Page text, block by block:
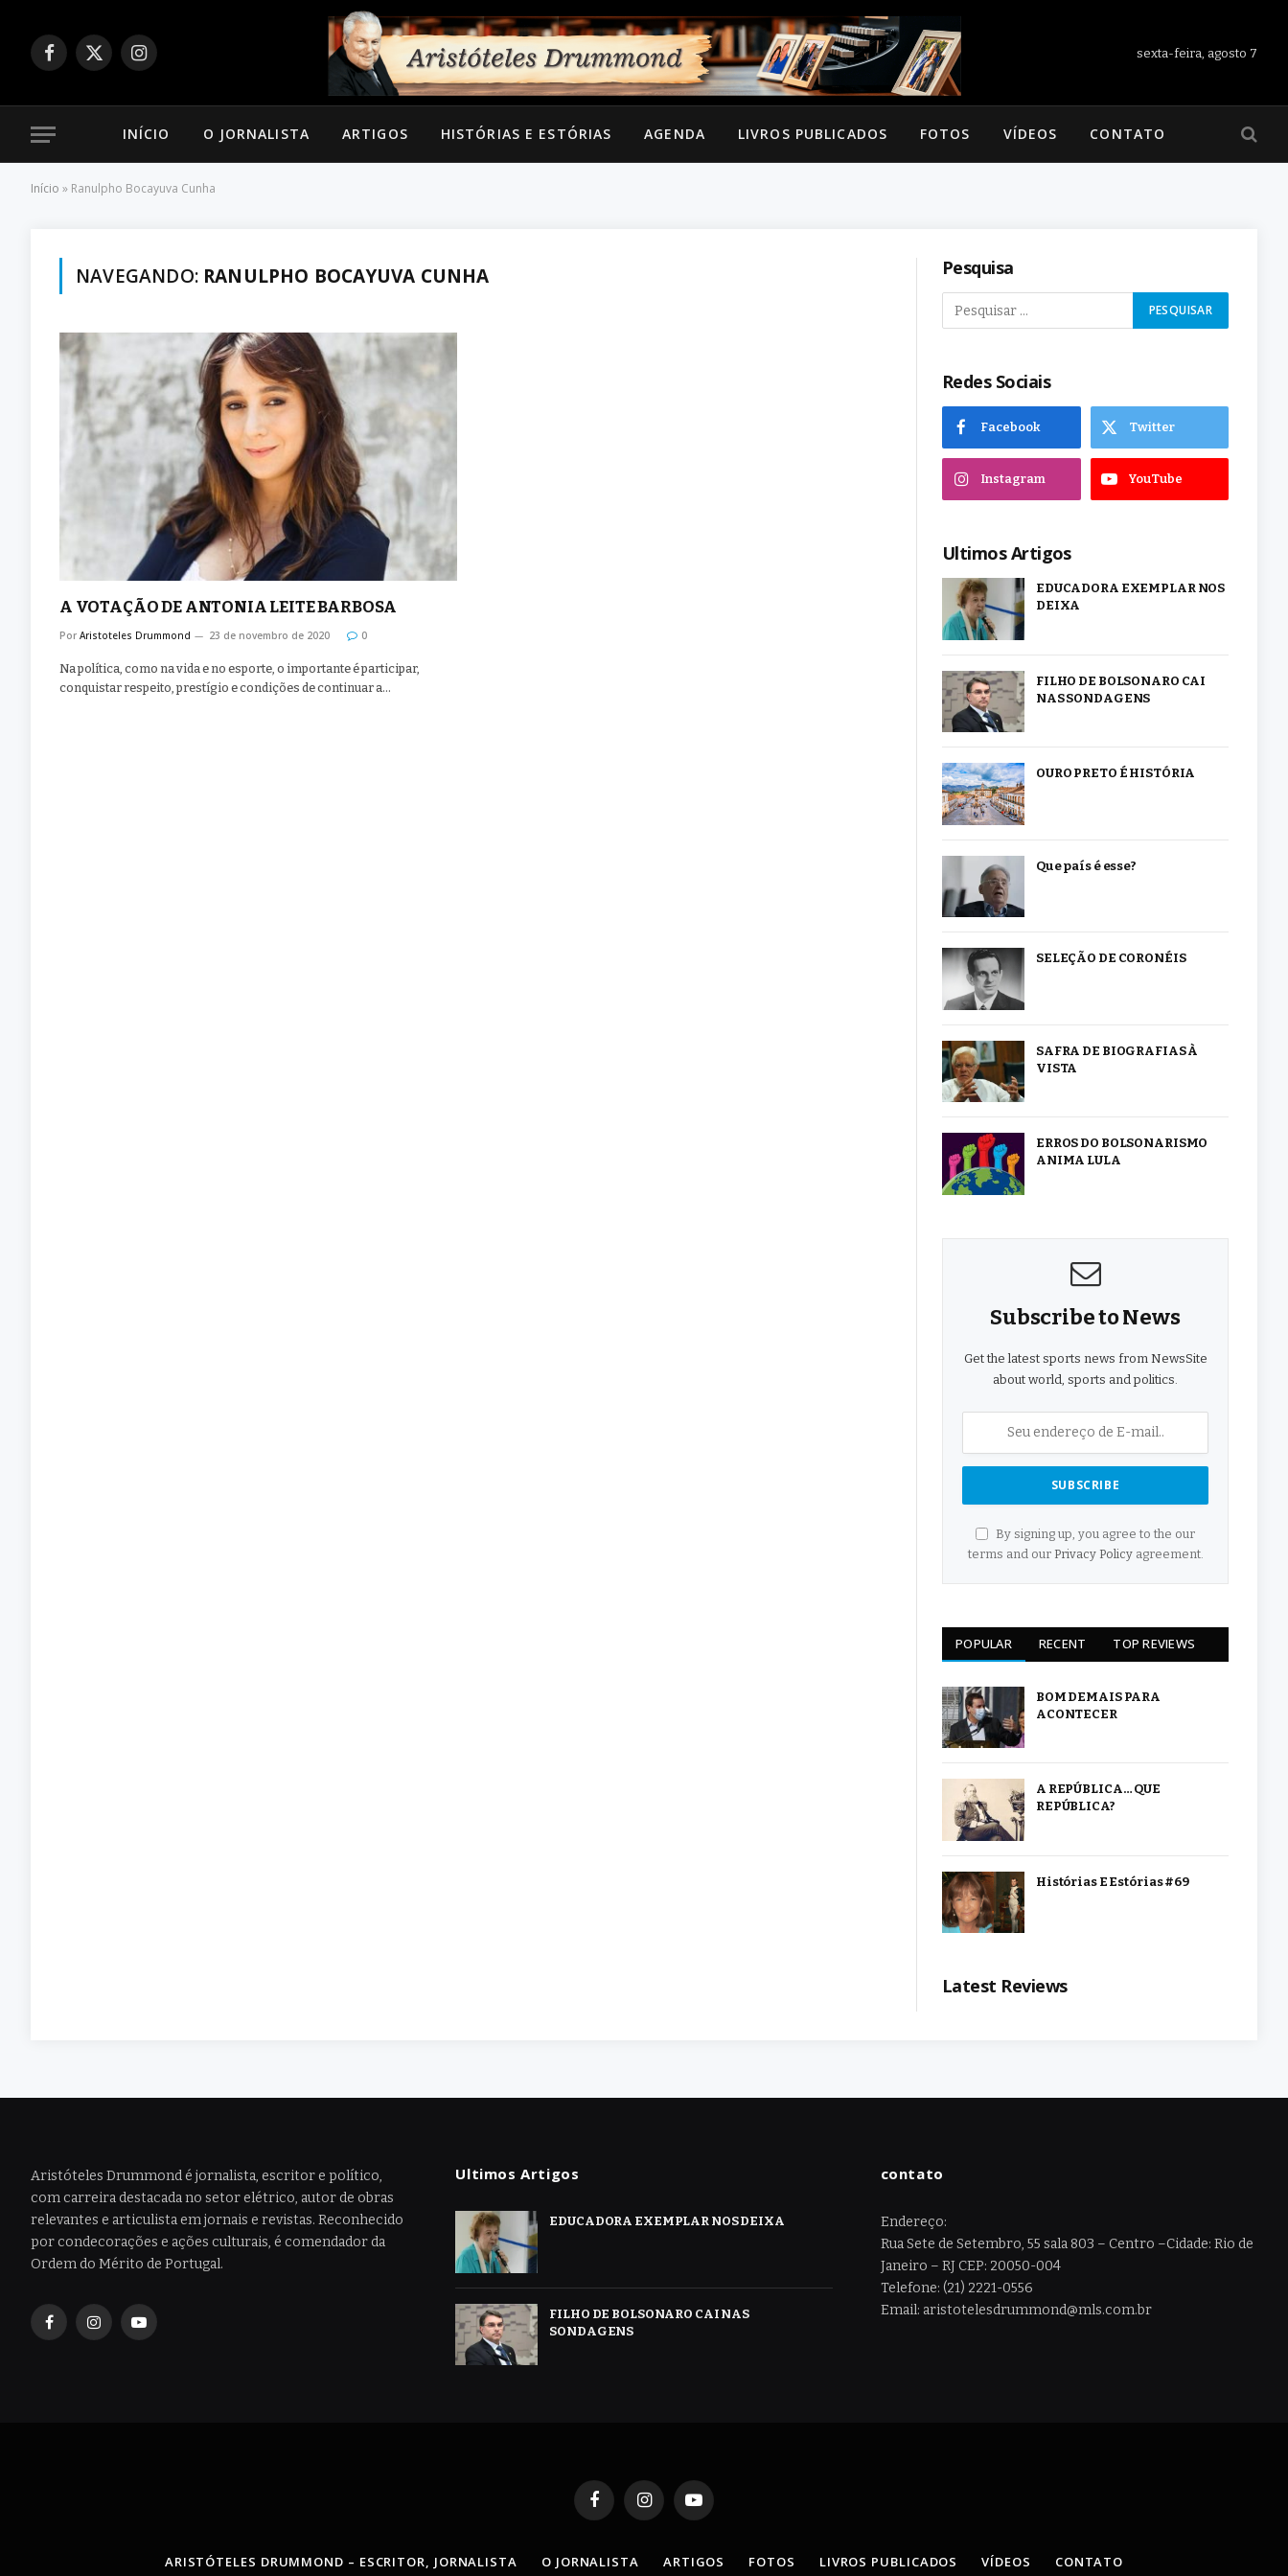
Facebook
X
Instagram
sexta-feira, agosto 7
INÍCIO O JORNALISTA ARTIGOS HISTÓRIAS E ESTÓRIAS AGENDA LIVROS PUBLICADOS FOTOS VÍDEOS CONTATO
Início » Ranulpho Bocayuva Cunha
NAVEGANDO: RANULPHO BOCAYUVA CUNHA
A VOTAÇÃO DE ANTONIA LEITE BARBOSA
Por Aristoteles Drummond 23 de novembro de 2020 0
Na política, como na vida e no esporte, o importante é participar,
conquistar respeito, prestígio e condições de continuar a…
Pesquisa
Redes Sociais
Facebook Twitter
Instagram YouTube
Ultimos Artigos
EDUCADORA EXEMPLAR NOS
DEIXA
FILHO DE BOLSONARO CAI
NAS SONDAGENS
OURO PRETO É HISTÓRIA
Que país é esse?
SELEÇÃO DE CORONÉIS
SAFRA DE BIOGRAFIAS À
VISTA
ERROS DO BOLSONARISMO
ANIMA LULA
Subscribe to News
Get the latest sports news from NewsSite
about world, sports and politics.
By signing up, you agree to the our
terms and our Privacy Policyagreement.
POPULAR RECENT TOP REVIEWS
BOM DEMAIS PARA
ACONTECER
A REPÚBLICA… QUE
REPÚBLICA?
Histórias E Estórias #69
Latest Reviews
Aristóteles Drummond é jornalista, escritor e político,
com carreira destacada no setor elétrico, autor de obras
relevantes e articulista em jornais e revistas. Reconhecido
por condecorações e ações culturais, é comendador da
Ordem do Mérito de Portugal.
FacebookInstagramYouTube
Ultimos Artigos
EDUCADORA EXEMPLAR NOS DEIXA
FILHO DE BOLSONARO CAI NAS
SONDAGENS
contato
Endereço:
Rua Sete de Setembro, 55 sala 803 – Centro –Cidade: Rio de
Janeiro – RJ CEP: 20050-004
Telefone: (21) 2221-0556
Email: aristotelesdrummond@mls.com.br
FacebookInstagramYouTube
ARISTÓTELES DRUMMOND – ESCRITOR, JORNALISTA O JORNALISTA ARTIGOS FOTOS LIVROS PUBLICADOS VÍDEOS CONTATO